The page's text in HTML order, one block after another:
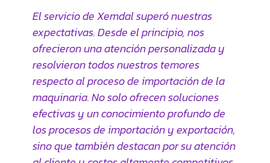
El servicio de Xemdal superó nuestras
expectativas. Desde el principio, nos
ofrecieron una atención personalizada y
resolvieron todos nuestros temores
respecto al proceso de importación de la
maquinaria. No solo ofrecen soluciones
efectivas y un conocimiento profundo de
los procesos de importación y exportación,
sino que también destacan por su atención